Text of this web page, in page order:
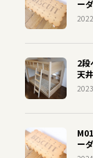
ー
2段
天
ー